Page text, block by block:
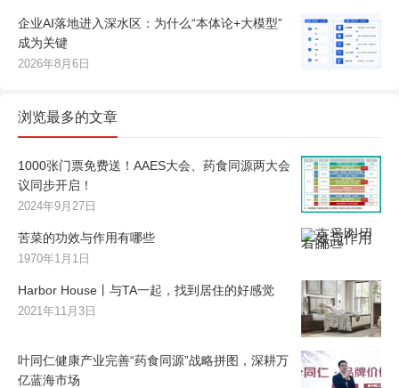
企业AI落地进入深水区：为什么“本体论+大模型”
成为关键
2026年8月6日
浏览最多的文章
1000张门票免费送！AAES大会、药食同源两大会
议同步开启！
2024年9月27日
苦菜的功效与作用有哪些
1970年1月1日
Harbor House丨与TA一起，找到居住的好感觉
2021年11月3日
叶同仁健康产业完善“药食同源”战略拼图，深耕万
亿蓝海市场